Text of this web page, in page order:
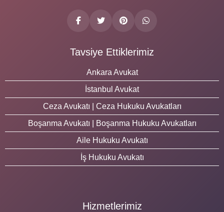
Tavsiye Ettiklerimiz
Ankara Avukat
İstanbul Avukat
Ceza Avukatı | Ceza Hukuku Avukatları
Boşanma Avukatı | Boşanma Hukuku Avukatları
Aile Hukuku Avukatı
İş Hukuku Avukatı
Hizmetlerimiz